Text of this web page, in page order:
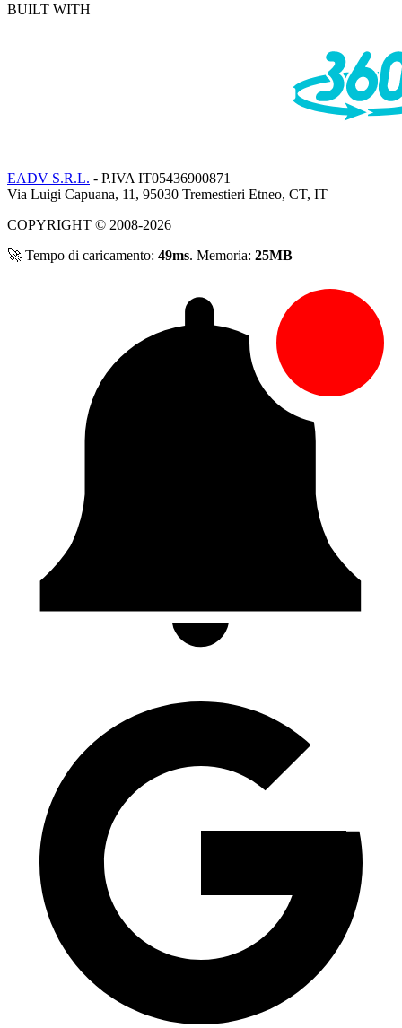
BUILT WITH
EADV S.R.L. - P.IVA IT05436900871
Via Luigi Capuana, 11, 95030 Tremestieri Etneo, CT, IT
COPYRIGHT © 2008-2026
🚀 Tempo di caricamento: 49ms. Memoria: 25MB